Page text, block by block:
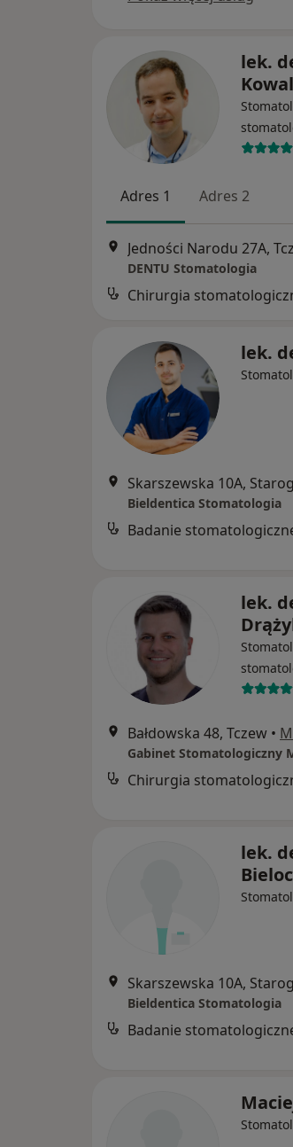
lek.
Adres 1 Adres 2
Jedności Narodu 27A,
DENTU Stomatologia
Chirurgia
lek.
Skarszewska 10A,
Bieldentica Stomatologia
Badanie
lek.
Bałdowska 48, Tczew •
Gabinet Stomatologiczny
Chirurgia
lek.
Skarszewska 10A,
Bieldentica Stomatologia
Badanie